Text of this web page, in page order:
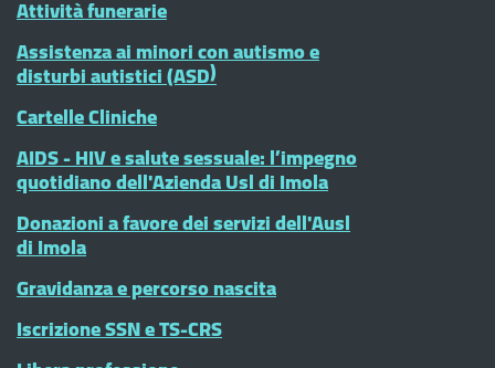
Attività funerarie
Assistenza ai minori con autismo e
disturbi autistici (ASD)
Cartelle Cliniche
AIDS - HIV e salute sessuale: l’impegno
quotidiano dell'Azienda Usl di Imola
Donazioni a favore dei servizi dell'Ausl
di Imola
Gravidanza e percorso nascita
Iscrizione SSN e TS-CRS